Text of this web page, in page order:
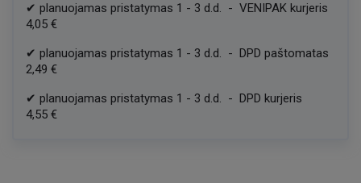
✔ planuojamas pristatymas 1 - 3 d.d. - VENIPAK kurjeris
4,05 €
✔ planuojamas pristatymas 1 - 3 d.d. - DPD paštomatas
2,49 €
✔ planuojamas pristatymas 1 - 3 d.d. - DPD kurjeris
4,55 €